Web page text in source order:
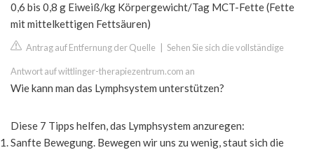
0,6 bis 0,8 g Eiweiß/kg Körpergewicht/Tag MCT-Fette (Fette
mit mittelkettigen Fettsäuren)
Antrag auf Entfernung der Quelle Sehen Sie sich die vollständige
Antwort auf wittlinger-therapiezentrum.com an
Wie kann man das Lymphsystem unterstützen?
Diese 7 Tipps helfen, das Lymphsystem anzuregen:
Sanfte Bewegung. Bewegen wir uns zu wenig, staut sich die